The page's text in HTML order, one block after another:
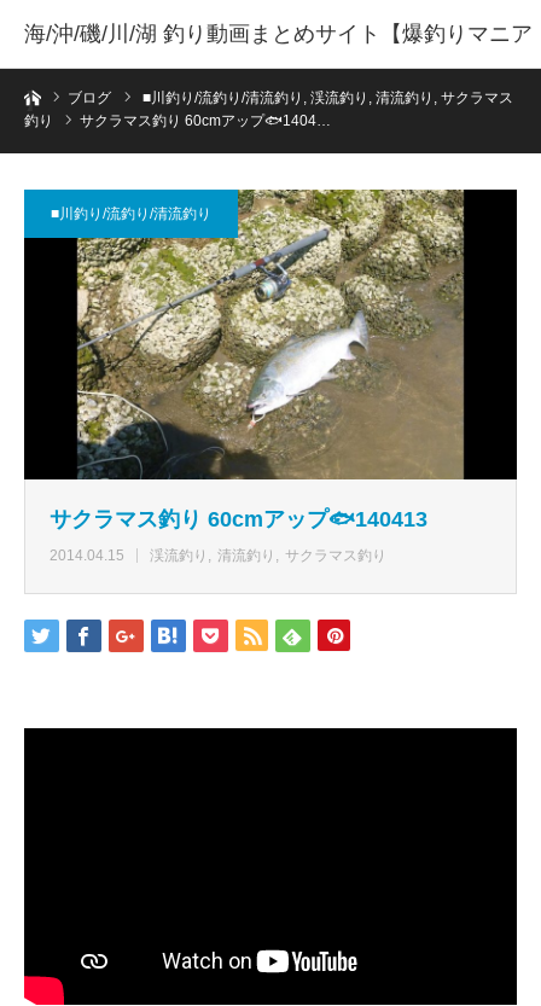
海/沖/磯/川/湖 釣り動画まとめサイト【爆釣りマニア
】ホームブログ ■川釣り/流釣り/清流釣り , 渓流釣り , 清流釣り , サクラマス
釣り
サクラマス釣り 60cmアップ🐟1404…
■川釣り/流釣り/清流釣り
サクラマス釣り 60cmアップ🐟140413
2014.04.15 渓流釣り 清流釣り サクラマス釣り